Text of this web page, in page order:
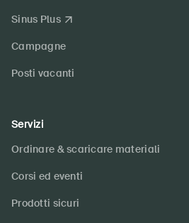
Sinus Plus
Campagne
Posti vacanti
Servizi
Ordinare & scaricare materiali
Corsi ed eventi
Prodotti sicuri